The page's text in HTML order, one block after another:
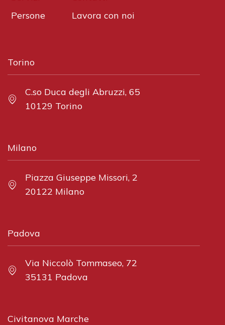
Persone
Lavora con noi
Torino
C.so Duca degli Abruzzi, 65
10129 Torino
Milano
Piazza Giuseppe Missori, 2
20122 Milano
Padova
Via Niccolò Tommaseo, 72
35131 Padova
Civitanova Marche